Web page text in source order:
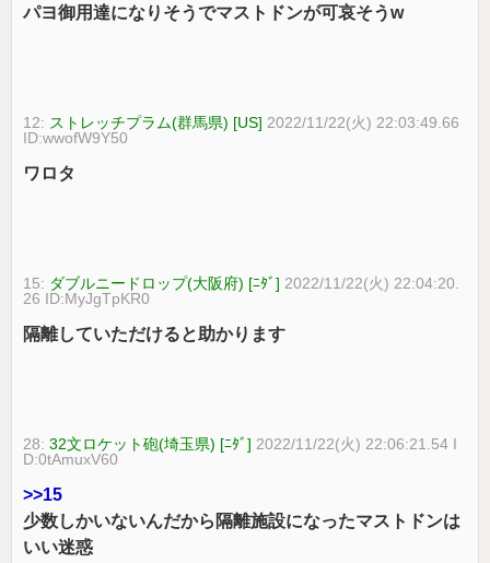
パヨ御用達になりそうでマストドンが可哀そうw
12: ストレッチプラム(群馬県) [US] 2022/11/22(火) 22:03:49.66
ID:wwofW9Y50
ワロタ
15: ダブルニードロップ(大阪府) [ﾆﾀﾞ] 2022/11/22(火) 22:04:20.
26 ID:MyJgTpKR0
隔離していただけると助かります
28:32文ロケット砲(埼玉県) [ﾆﾀﾞ] 2022/11/22(火) 22:06:21.54 I
D:0tAmuxV60
>>15
少数しかいないんだから隔離施設になったマストドンは
いい迷惑